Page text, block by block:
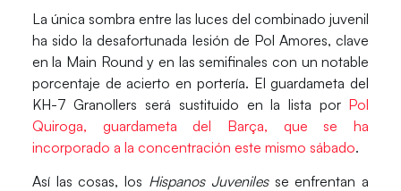
La única sombra entre las luces del combinado juvenil
ha sido la desafortunada lesión de Pol Amores, clave
en la Main Round y en las semifinales con un notable
porcentaje de acierto en portería. El guardameta del
KH-7 Granollers será sustituido en la lista por Pol
Quiroga, guardameta del Barça, que se ha
incorporado a la concentración este mismo sábado.
Así las cosas, los Hispanos Juvenilesse enfrentan a